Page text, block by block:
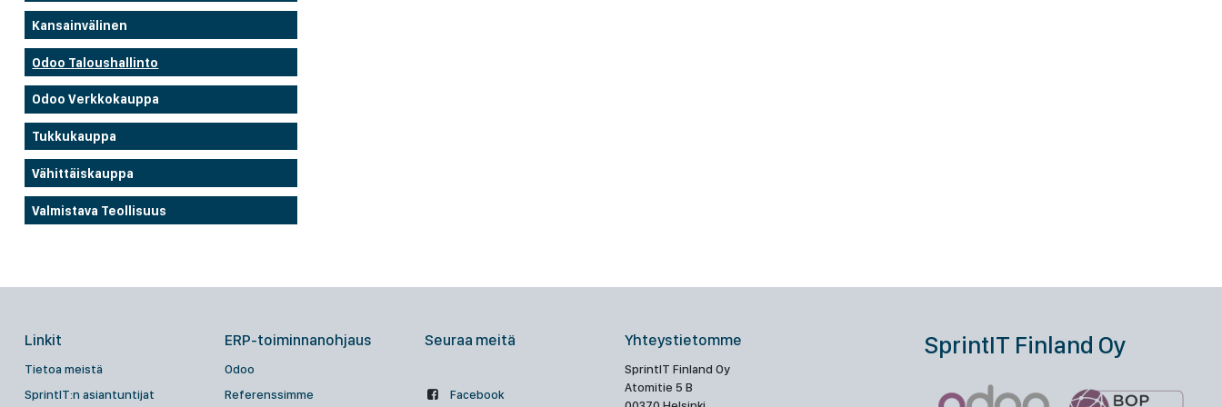
Kansainvälinen
Odoo Taloushallinto
Odoo Verkkokauppa
Tukkukauppa
Vähittäiskauppa
Valmistava Teollisuus
Linkit
Tietoa meistä
SprintIT:n asiantuntijat
ERP-toiminnanohjaus
Odoo
Referenssimme
Seuraa meitä
Facebook
Yhteystietomme
SprintIT Finland Oy
Atomitie 5 B
SprintIT Finland Oy